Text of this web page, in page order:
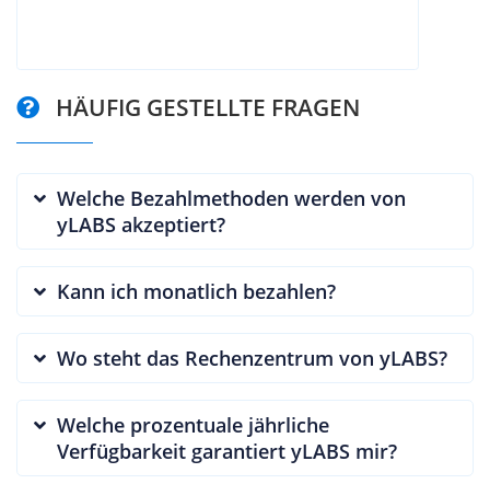
HÄUFIG GESTELLTE FRAGEN
Welche Bezahlmethoden werden von
yLABS akzeptiert?
Kann ich monatlich bezahlen?
Wo steht das Rechenzentrum von yLABS?
Welche prozentuale jährliche
Verfügbarkeit garantiert yLABS mir?